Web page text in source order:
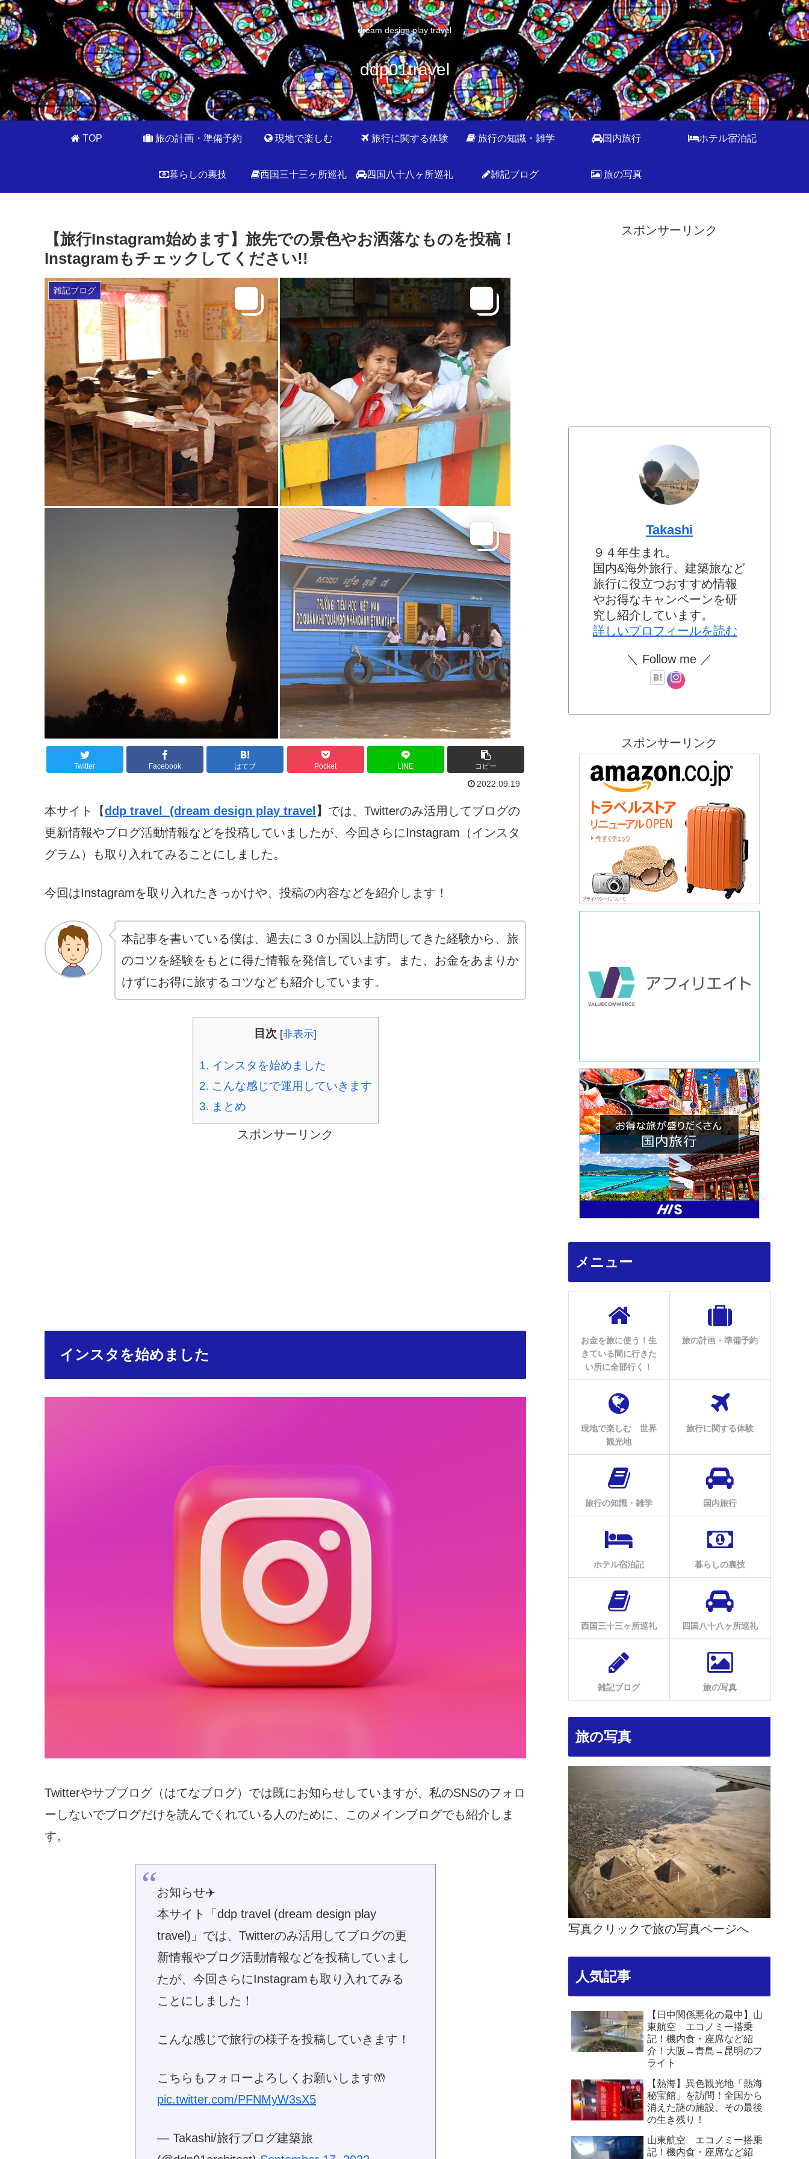
dream design play travel
ddp01travel
TOP 旅の計画・準備予約 現地で楽しむ 旅行に関する体験 旅行の知識・雑学 国内旅行 ホテル宿泊記
暮らしの裏技 西国三十三ヶ所巡礼 四国八十八ヶ所巡礼 雑記ブログ 旅の写真
【旅行Instagram始めます】旅先での景色やお洒落なものを投稿！
Instagramもチェックしてください!!
雑記ブログ
Twitter Facebook はてブ Pocket LINE コピー
2022.09.19
本サイト【ddp travel (dream design play travel 】 では、Twitterのみ活用してブログの
更新情報やブログ活動情報などを投稿していましたが、今回さらにInstagram（インスタ
グラム）も取り入れてみることにしました。
今回はInstagramを取り入れたきっかけや、投稿の内容などを紹介します！
本記事を書いている僕は、過去に３０か国以上訪問してきた経験から、旅
のコツを経験をもとに得た情報を発信しています。また、お金をあまりか
けずにお得に旅するコツなども紹介しています。
目次 [非表示]
1. インスタを始めました
2. こんな感じで運用していきます
3. まとめ
スポンサーリンク
インスタを始めました
Twitterやサブブログ（はてなブログ）では既にお知らせしていますが、私のSNSのフォロ
ーしないでブログだけを読んでくれている人のために、このメインブログでも紹介しま
す。
お知らせ✈️
本サイト「ddp travel (dream design play
travel)」では、Twitterのみ活用してブログの更
新情報やブログ活動情報などを投稿していまし
たが、今回さらにInstagramも取り入れてみる
ことにしました！
こんな感じで旅行の様子を投稿していきます！
こちらもフォローよろしくお願いします🤲
pic.twitter.com/PFNMyW3sX5
— Takashi/旅行ブログ建築旅
スポンサーリンク
Takashi
９４年生まれ。
国内&海外旅行、建築旅など
旅行に役立つおすすめ情報
やお得なキャンペーンを研
究し紹介しています。
詳しいプロフィールを読む
＼ Follow me ／
スポンサーリンク
メニュー
お金を旅に使う！生
きている間に行きた
い所に全部行く！
旅の計画・準備予約
現地で楽しむ 世界
観光地
旅行に関する体験
旅行の知識・雑学 国内旅行
ホテル宿泊記 暮らしの裏技
西国三十三ヶ所巡礼 四国八十八ヶ所巡礼
雑記ブログ 旅の写真
旅の写真
写真クリックで旅の写真ページへ
人気記事
【日中関係悪化の最中】山
東航空 エコノミー搭乗
記！機内食・座席など紹
介！大阪→青島→昆明のフ
ライト
【熱海】異色観光地「熱海
秘宝館」を訪問！全国から
消えた謎の施設、その最後
の生き残り！
山東航空 エコノミー搭乗
記！機内食・座席など紹